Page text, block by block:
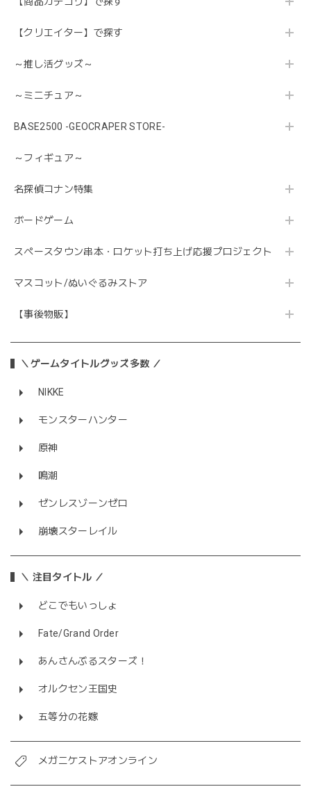
【クリエイター】で探す
～推し活グッズ～
～ミニチュア～
BASE2500 -GEOCRAPER STORE-
～フィギュア～
名探偵コナン特集
ボードゲーム
スペースタウン串本・ロケット打ち上げ応援プロジェクト
マスコット/ぬいぐるみストア
【事後物販】
＼ゲームタイトルグッズ多数 ／
NIKKE
モンスターハンター
原神
鳴潮
ゼンレスゾーンゼロ
崩壊スターレイル
＼ 注目タイトル ／
どこでもいっしょ
Fate/Grand Order
あんさんぶるスターズ！
オルクセン王国史
五等分の花嫁
メガニケストアオンライン